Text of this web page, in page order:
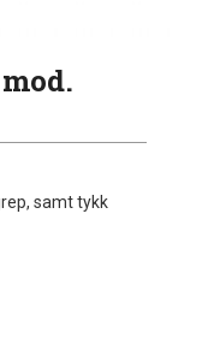
samt tykk